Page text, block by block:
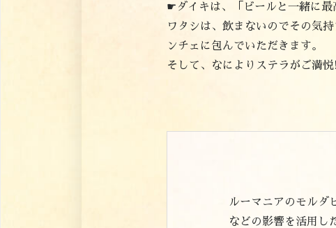
☛ダイキは、「ビールと一緒に最
ワタシは、飲まないのでその気
ンチェに包んでいただきます。
そして、なによりステラがご満
ルーマニアのモルダ
などの影響を活用し